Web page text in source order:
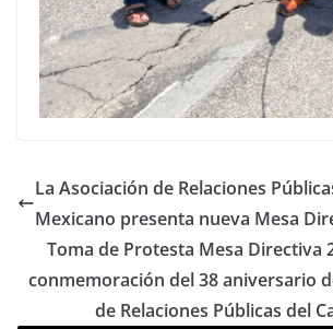
La Asociación de Relaciones
Mexicano presenta nueva Mesa
Toma de Protesta Mesa Directiva
conmemoración del 38 aniversario
de Relaciones Públicas del